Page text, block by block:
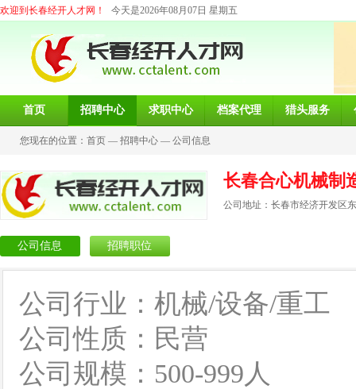
欢迎到长春经开人才网！ 今天是2026年08月07日 星期五
首页 招聘中心 求职中心 档案代理 猎头服务
您现在的位置： 首页 — 招聘中心 — 公司信息
长春合心机械制
公司地址：长春市经济开发区
公司信息 招聘职位
公司行业：机械/设备/重工
公司性质：民营
公司规模：500-999人